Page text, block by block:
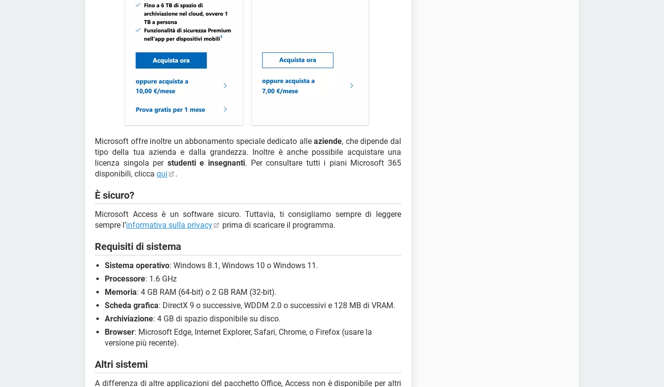
Microsoft offre inoltre un abbonamento speciale dedicato alleaziende, che dipende dal
tipo della tua azienda e dalla grandezza. Inoltre è anche possibile acquistare una
licenza singola per studenti e insegnanti. Per consultare tutti i piani Microsoft 365
disponibili, clicca qui .
È sicuro?
Microsoft Access è un software sicuro. Tuttavia, ti consigliamo sempre di leggere
sempre l’informativa sulla privacy prima di scaricare il programma.
Requisiti di sistema
Sistema operativo: Windows 8.1, Windows 10 o Windows 11.
Processore: 1.6 GHz
Memoria: 4 GB RAM (64-bit) o 2 GB RAM (32-bit).
Scheda grafica: DirectX 9 o successive, WDDM 2.0 o successivi e 128 MB di VRAM.
Archiviazione: 4 GB di spazio disponibile su disco.
Browser: Microsoft Edge, Internet Explorer, Safari, Chrome, o Firefox (usare la
versione più recente).
Altri sistemi
A differenza di altre applicazioni del pacchetto Office, Access non è disponibile per altri